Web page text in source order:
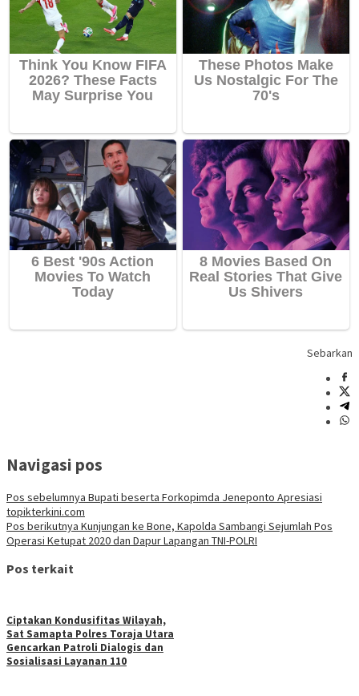
Sebarkan
Navigasi pos
Pos sebelumnya Bupati beserta Forkopimda Jeneponto Apresiasi
topikterkini.com
Pos berikutnya Kunjungan ke Bone, Kapolda Sambangi Sejumlah Pos
Operasi Ketupat 2020 dan Dapur Lapangan TNI-POLRI
Pos terkait
Ciptakan Kondusifitas Wilayah,
Sat Samapta Polres Toraja Utara
Gencarkan Patroli Dialogis dan
Sosialisasi Layanan 110